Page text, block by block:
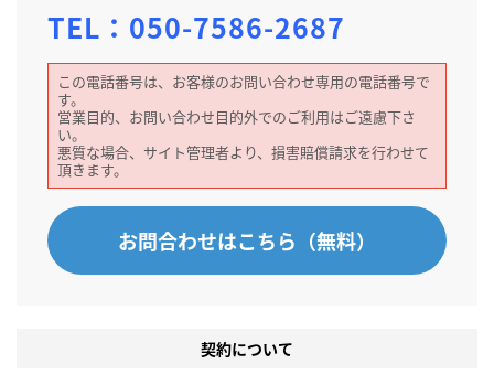
TEL： 050-7586-2687
この電話番号は、お客様のお問い合わせ専用の電話番号で
す。
営業目的、お問い合わせ目的外でのご利用はご遠慮下さ
い。
悪質な場合、サイト管理者より、損害賠償請求を行わせて
頂きます。
お問合わせはこちら（無料）
契約について